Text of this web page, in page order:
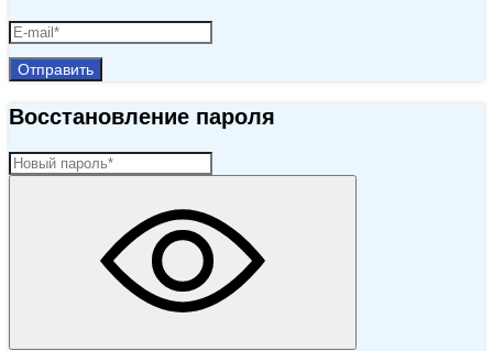
Отправить
Восстановление пароля